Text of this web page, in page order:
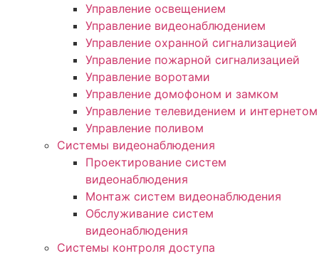
Управление освещением
Управление видеонаблюдением
Управление охранной сигнализацией
Управление пожарной сигнализацией
Управление воротами
Управление домофоном и замком
Управление телевидением и интернетом
Управление поливом
Системы видеонаблюдения
Проектирование систем
видеонаблюдения
Монтаж систем видеонаблюдения
Обслуживание систем
видеонаблюдения
Системы контроля доступа